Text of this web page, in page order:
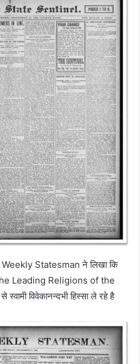
Statesman ने लिखा कि
Leading Religions of the
विवेकानन्दभी हिस्सा ले रहे है